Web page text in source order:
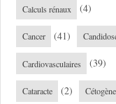
Calculs rénaux (4)
Cancer (41)
Cardiovasculaires (39)
Cataracte (2) Cétogène